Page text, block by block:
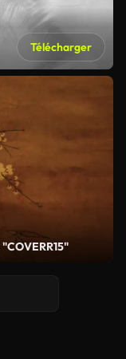
Télécharger
"COVERR15"